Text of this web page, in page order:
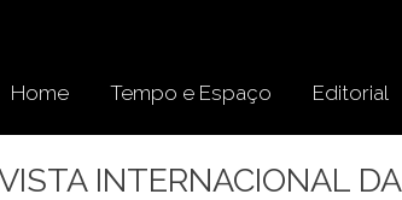
Home Tempo e Espaço Editorial
INTERNACIONAL DA